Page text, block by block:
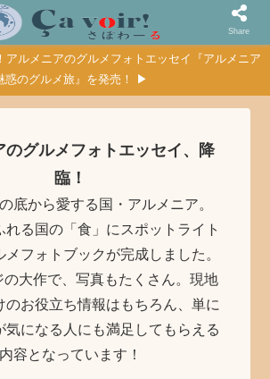
アルメニアのグルメフォトエッセイ『アルメニア
惑のグルメ旅』を発売！ ▶
のグルメフォトエッセイ、降
臨！
底から愛する国・アルメニア。
れる国の「食」にスポットライト
メフォトブックが完成しました。
大作で、写真もたくさん。現地
のお役立ち情報はもちろん、単に
気になる人にも満足してもらえる
内容となっています！
Share